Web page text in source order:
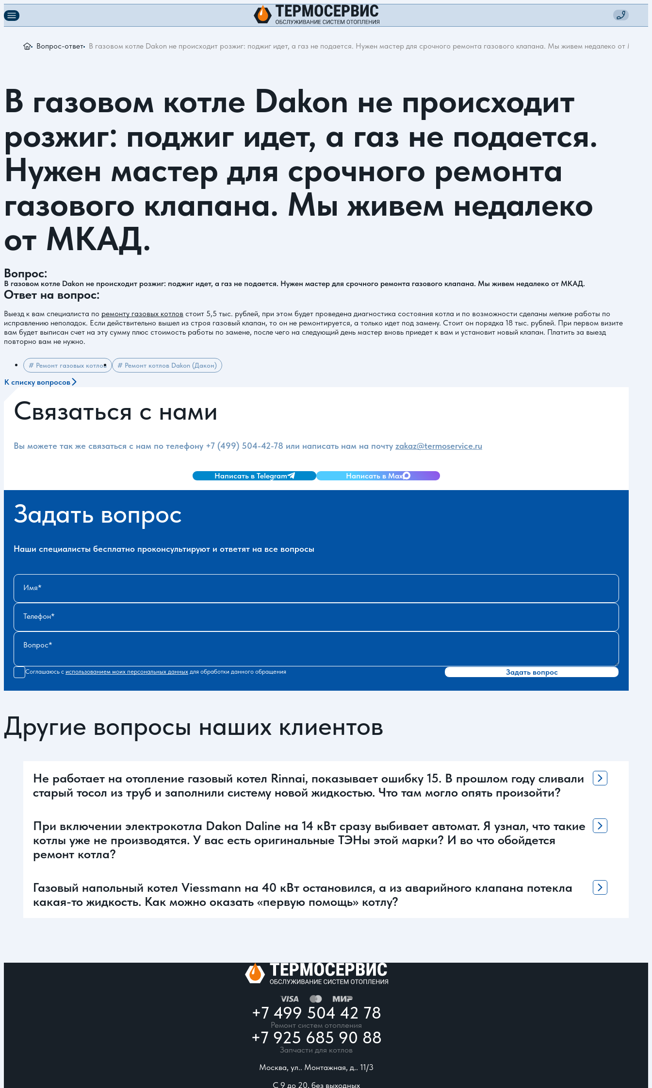
Вопрос-ответ В газовом котле Dakon не происходит розжиг: поджиг идет, а газ не подается. Нужен мастер для срочного ремонта газового клапана. Мы живем недалеко от МКАД.
В газовом котле Dakon не происходит
розжиг: поджиг идет, а газ не подается.
Нужен мастер для срочного ремонта
газового клапана. Мы живем недалеко
от МКАД.
Вопрос:
В газовом котле Dakon не происходит розжиг: поджиг идет, а газ не подается. Нужен мастер для срочного ремонта газового клапана. Мы живем недалеко от МКАД.
Ответ на вопрос:
Выезд к вам специалиста по ремонту газовых котлов стоит 5,5 тыс. рублей, при этом будет проведена диагностика состояния котла и по возможности сделаны мелкие работы по
исправлению неполадок. Если действительно вышел из строя газовый клапан, то он не ремонтируется, а только идет под замену. Стоит он порядка 18 тыс. рублей. При первом визите
вам будет выписан счет на эту сумму плюс стоимость работы по замене, после чего на следующий день мастер вновь приедет к вам и установит новый клапан. Платить за выезд
повторно вам не нужно.
# Ремонт газовых котлов # Ремонт котлов Dakon (Дакон)
К списку вопросов
Связаться с нами
Вы можете так же связаться с нам по телефону +7 (499) 504-42-78 или написать нам на почту zakaz@termoservice.ru
Написать в Telegram Написать в Max
Задать вопрос
Наши специалисты бесплатно проконсультируют и ответят на все вопросы
Имя
Телефон
Вопрос
Соглашаюсь с использованием моих персональных данных для обработки данного обращения Задать вопрос
Другие вопросы наших клиентов
Не работает на отопление газовый котел Rinnai, показывает ошибку 15. В прошлом году сливали
старый тосол из труб и заполнили систему новой жидкостью. Что там могло опять произойти?
При включении электрокотла Dakon Daline на 14 кВт сразу выбивает автомат. Я узнал, что такие
котлы уже не производятся. У вас есть оригинальные ТЭНы этой марки? И во что обойдется
ремонт котла?
Газовый напольный котел Viessmann на 40 кВт остановился, а из аварийного клапана потекла
какая-то жидкость. Как можно оказать «первую помощь» котлу?
+7 499 504 42 78
Ремонт систем отопления
+7 925 685 90 88
Запчасти для котлов
Москва, ул.. Монтажная, д.. 11/3
С 9 до 20, без выходных